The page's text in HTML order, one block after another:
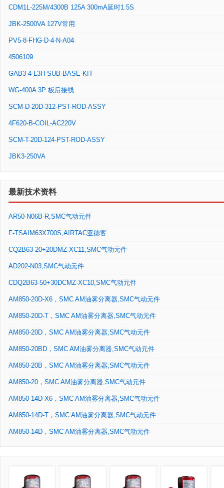
CDM1L-225M/4300B 125A 300mA延时1.5S
JBK-2500VA 127V常用
PV5-8-FHG-D-4-N-A04
4506109
GAB3-4-L3H-SUB-BASE-KIT
WG-400A 3P 板后接线
SCM-D-20D-312-PST-ROD-ASSY
4F620-B-COIL-AC220V
SCM-T-20D-124-PST-ROD-ASSY
JBK3-250VA
最新技术资料
AR50-N06B-R,SMC气动元件
F-TSAIM63X700S,AIRTAC亚德客
CQ2B63-20+20DMZ-XC11,SMC气动元件
AD202-N03,SMC气动元件
CDQ2B63-50+30DCMZ-XC10,SMC气动元件
AM850-20D-X6，SMC AM油雾分离器,SMC气动元件
AM850-20D-T，SMC AM油雾分离器,SMC气动元件
AM850-20D，SMC AM油雾分离器,SMC气动元件
AM850-20BD，SMC AM油雾分离器,SMC气动元件
AM850-20B，SMC AM油雾分离器,SMC气动元件
AM850-20，SMC AM油雾分离器,SMC气动元件
AM850-14D-X6，SMC AM油雾分离器,SMC气动元件
AM850-14D-T，SMC AM油雾分离器,SMC气动元件
AM850-14D，SMC AM油雾分离器,SMC气动元件